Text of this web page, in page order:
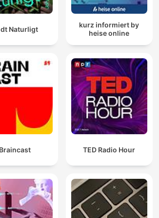
Naturligt
kurz informiert by
heise online
TED Radio Hour